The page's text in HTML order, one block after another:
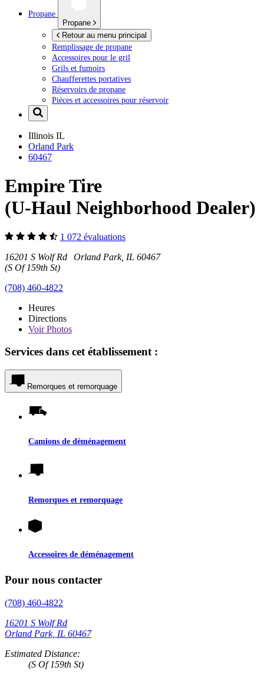
Propane
Propane
Retour au menu principal
Remplissage de propane
Accessoires pour le gril
Grils et fumoirs
Chaufferettes portatives
Réservoirs de propane
Pièces et accessoires pour réservoir
Illinois IL
Orland Park
60467
Empire Tire
(U-Haul Neighborhood Dealer)
1 072 évaluations
16201 S Wolf Rd Orland Park, IL 60467
(S Of 159th St)
(708) 460-4822
Heures
Directions
VoirPhotos
Services dans cet établissement :
Remorques et remorquage
Camions de déménagement
Remorques et remorquage
Accessoires de déménagement
Pour nous contacter
(708) 460-4822
16201 S Wolf Rd
Orland Park, IL 60467
Estimated Distance:
(S Of 159th St)